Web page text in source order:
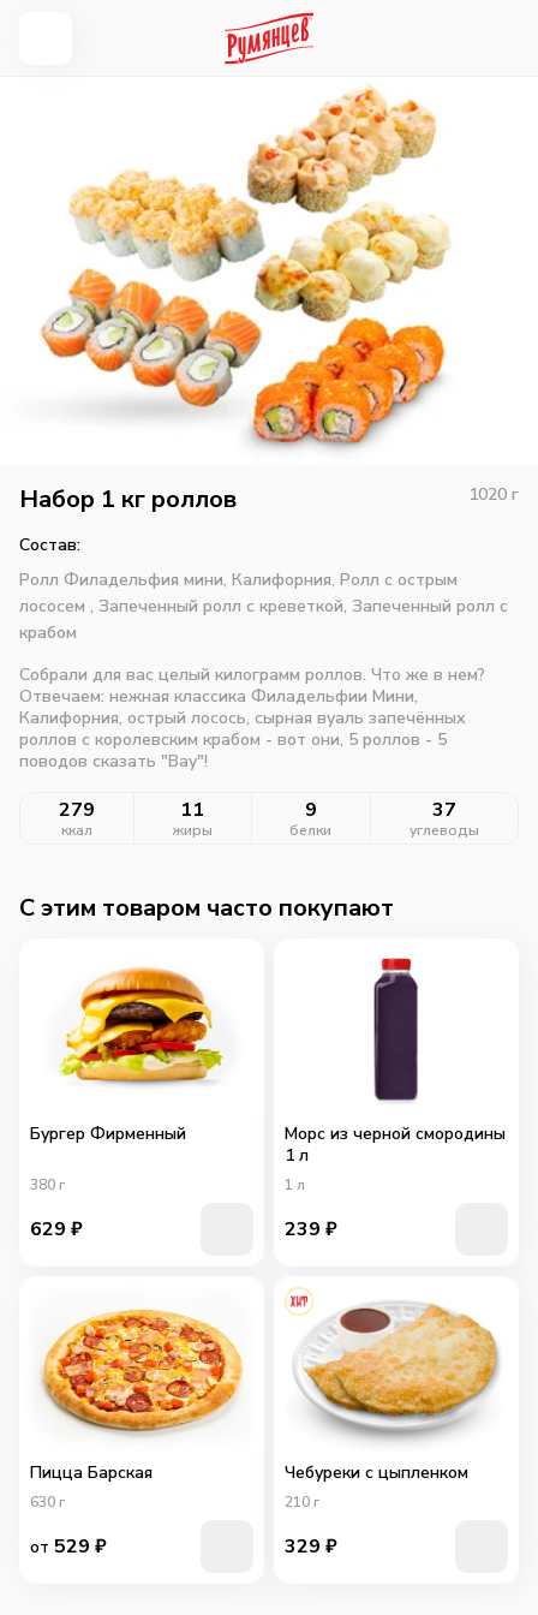
Набор 1 кг роллов 1020 г
Состав:
Ролл Филадельфия мини, Калифорния, Ролл с острым
лососем , Запеченный ролл с креветкой, Запеченный ролл с
крабом
Собрали для вас целый килограмм роллов. Что же в нем?
Отвечаем: нежная классика Филадельфии Мини,
Калифорния, острый лосось, сырная вуаль запечённых
роллов с королевским крабом - вот они, 5 роллов - 5
поводов сказать "Вау"!
279
ккал
11
жиры
9
белки
37
углеводы
C этим товаром часто покупают
Бургер Фирменный
380 г
629 ₽
Морс из черной смородины
1 л
1 л
239 ₽
Пицца Барская
630 г
от 529 ₽
Чебуреки с цыпленком
210 г
329 ₽